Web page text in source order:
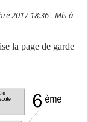
2017 18:36 - Mis à
la page de garde